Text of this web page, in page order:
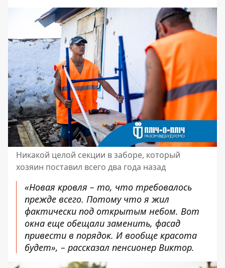
Никакой целой секции в заборе, который
хозяин поставил всего два года назад
«Новая кровля – то, что требовалось
прежде всего. Потому что я жил
фактически под открытым небом. Вот
окна еще обещали заменить, фасад
привести в порядок. И вообще красота
будет», – рассказал пенсионер Виктор.